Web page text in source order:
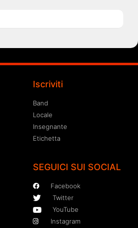
Iscriviti
Band
Locale
Insegnante
Etichetta
SEGUICI SUI SOCIAL
Facebook
Twitter
YouTube
Instagram